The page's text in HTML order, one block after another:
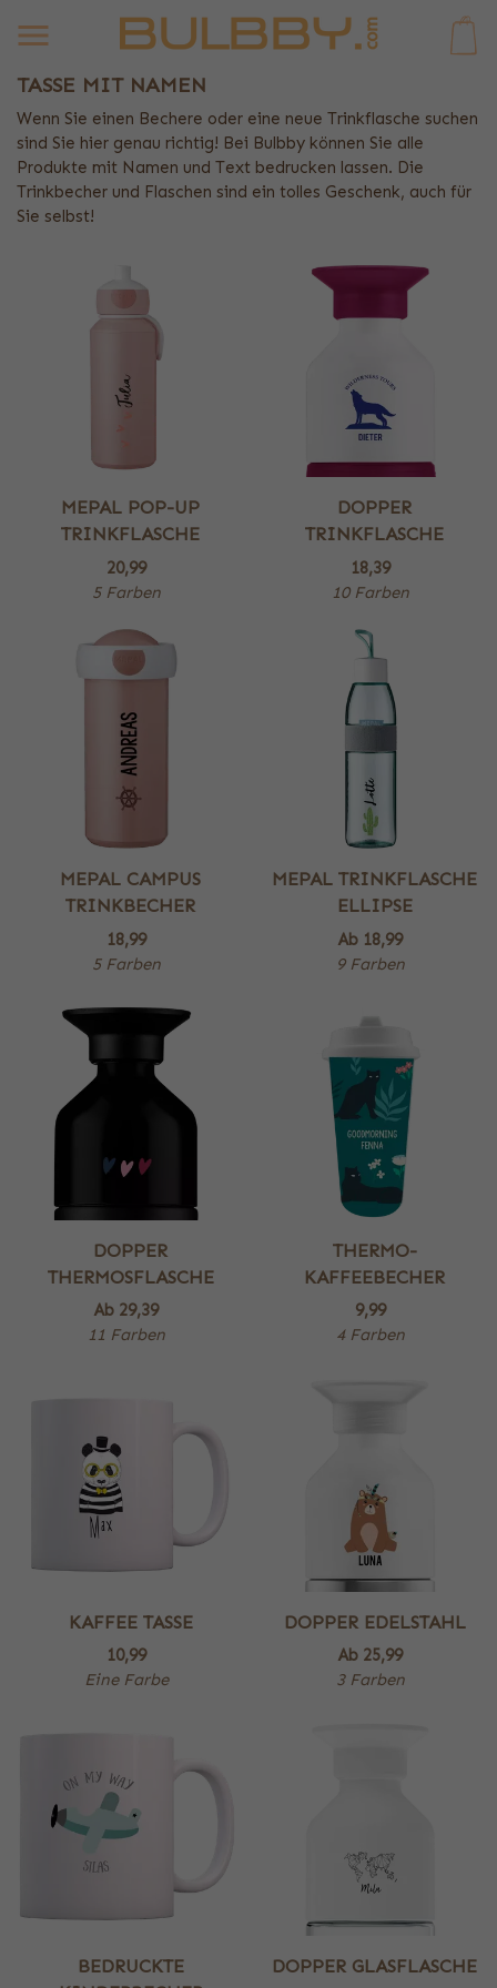
TASSE MIT NAMEN
Wenn Sie einen Bechere oder eine neue Trinkflasche suchen
sind Sie hier genau richtig! Bei Bulbby können Sie alle
Produkte mit Namen und Text bedrucken lassen. Die
Trinkbecher und Flaschen sind ein tolles Geschenk, auch für
Sie selbst!
MEPAL POP-UP
TRINKFLASCHE
20,99
5 Farben
DOPPER
TRINKFLASCHE
18,39
10 Farben
MEPAL CAMPUS
TRINKBECHER
18,99
5 Farben
MEPAL TRINKFLASCHE
ELLIPSE
Ab 18,99
9 Farben
DOPPER
THERMOSFLASCHE
Ab 29,39
11 Farben
THERMO-
KAFFEEBECHER
9,99
4 Farben
KAFFEE TASSE
10,99
Eine Farbe
DOPPER EDELSTAHL
Ab 25,99
3 Farben
BEDRUCKTE
DOPPER GLASFLASCHE